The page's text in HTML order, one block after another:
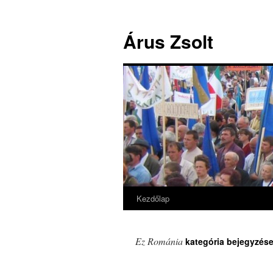
Árus Zsolt
Kilépés
tartalomba
Kezdőlap
Ez Románia kategória